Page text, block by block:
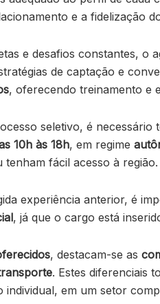
e a fidelização
e desafios constantes, o
de captação e
, oferecendo treinamento e
seletivo, é necessário
10h às 18h, em regime
tenham fácil acesso à região.
experiência anterior, é
, já que o cargo está
, destacam-se as
. Estes diferenciais
individual, em um setor